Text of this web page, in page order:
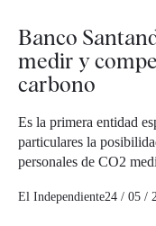
Banco
medir y
carbono
Es la primera entidad
particulares la
personales de CO2
El Independiente24 / 05 /